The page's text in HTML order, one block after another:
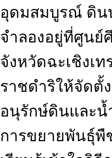
อุดมสมบูรณ์ ดิน
จำลองอยู่ที่ศูนย์
จังหวัดฉะเชิงเ
ราชดำริให้จัดตั้
อนุรักษ์ดินและน้
การขยายพันธุ์พื